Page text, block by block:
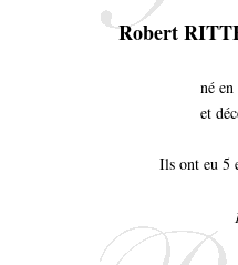
Robert
né en
et
Ils ont eu 5